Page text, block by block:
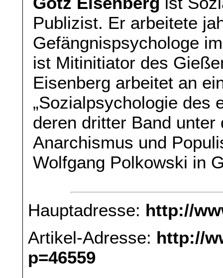
Publizist. Er arbeitete
Gefängnispsychologe
ist Mitinitiator des
Eisenberg arbeitet an
„Sozialpsychologie des
deren dritter Band unter
Anarchismus und
Wolfgang Polkowski in
Hauptadresse: http://
Artikel-Adresse: http://
p=46559